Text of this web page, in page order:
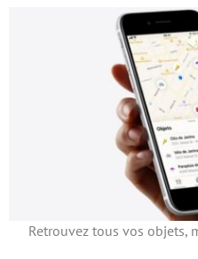
Retrouvez tous vos objets,